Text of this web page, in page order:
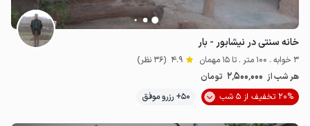
خانه سنتی در نیشابور - بار
3 خوابه . 100 متر . تا 15 مهمان 4.9 (36 نظر)
هر شب از 2٬500٬000 تومان
20% تخفیف از 5 شب
50+ رزرو موفق